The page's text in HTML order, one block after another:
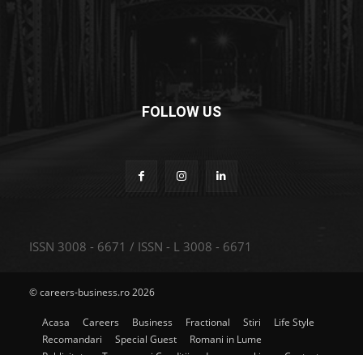
FOLLOW US
ISSN 3008 - 6671 / ISSN - L 3008 - 6671
© careers-business.ro 2026
Acasa Careers Business Fractional Stiri
Life Style
Recomandari
Special Guest
Romani in Lume